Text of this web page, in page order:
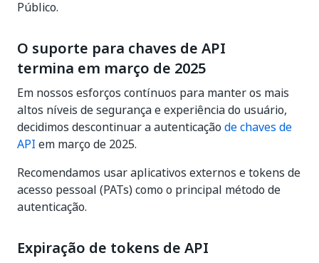
Público.
O suporte para chaves de API
termina em março de 2025
Em nossos esforços contínuos para manter os mais
altos níveis de segurança e experiência do usuário,
decidimos descontinuar a autenticação de chaves de
API em março de 2025.
Recomendamos usar aplicativos externos e tokens de
acesso pessoal (PATs) como o principal método de
autenticação.
Expiração de tokens de API